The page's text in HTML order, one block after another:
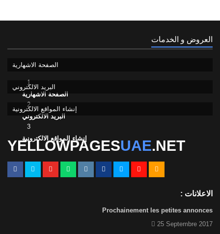
العروض و الخدمات
1
الصفحة الاشهارية
الصفحة الاشهارية
2
البريد الالكتروني
البريد الالكتروني
3
إنشاء المواقع الالكترونية
إنشاء المواقع الالكترونية
YELLOWPAGESUAE.NET
الاعلانات :
Prochainement les petites annonces
25 Septembre 2017